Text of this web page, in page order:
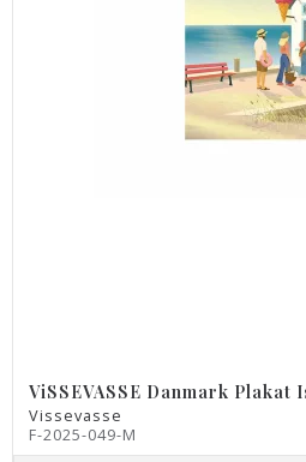
ViSSEVASSE Danmark Plakat
Vissevasse
F-2025-049-M